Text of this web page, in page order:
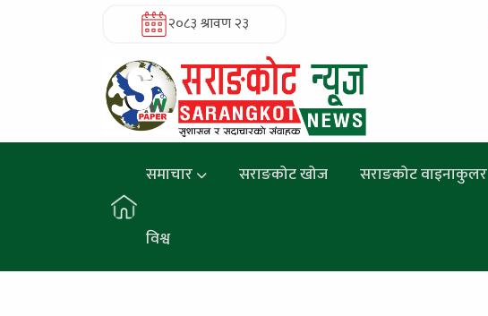
२०८३ श्रावण २३
समाचार सराङकोट खोज सराङकोट वाइनाकुलर
विश्व